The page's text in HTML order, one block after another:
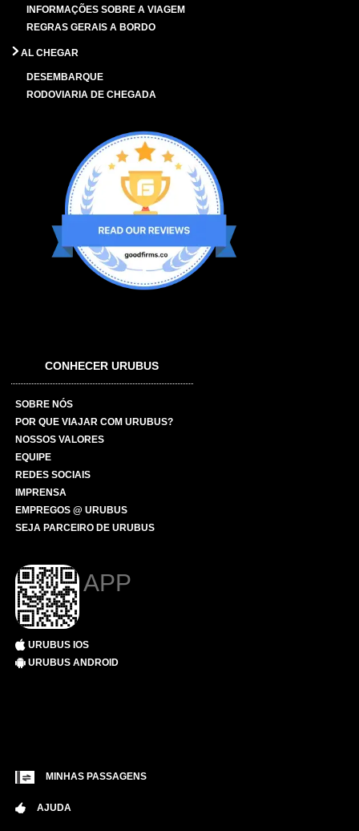
INFORMAÇÕES SOBRE A VIAGEM
REGRAS GERAIS A BORDO
AL CHEGAR
DESEMBARQUE
RODOVIARIA DE CHEGADA
CONHECER URUBUS
SOBRE NÓS
POR QUE VIAJAR COM URUBUS?
NOSSOS VALORES
EQUIPE
REDES SOCIAIS
IMPRENSA
EMPREGOS @ URUBUS
SEJA PARCEIRO DE URUBUS
APP
URUBUS IOS
URUBUS ANDROID
MINHAS PASSAGENS
AJUDA